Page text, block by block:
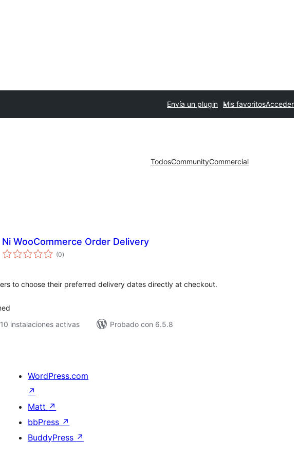
Envía un plugin Mis favoritosAcceder
TodosCommunityCommercial
Ni WooCommerce Order Delivery
(0total
de
)
to choose their preferred delivery dates directly at checkout.
instalaciones activas
Probado con 6.5.8
WordPress.com
↗
Matt ↗
bbPress ↗
BuddyPress ↗